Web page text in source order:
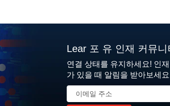
Lear 포 유 인재 커뮤
연결 상태를 유지하세요! 인
가 있을 때 알림을 받아보세